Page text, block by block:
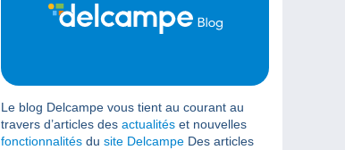
Le blog Delcampe vous tient au courant au
travers d’articles des actualités et nouvelles
fonctionnalités du site Delcampe Des articles